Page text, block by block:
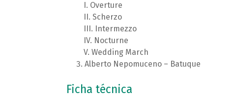
Overture
Scherzo
Intermezzo
Nocturne
Wedding March
Alberto Nepomuceno – Batuque
Ficha técnica